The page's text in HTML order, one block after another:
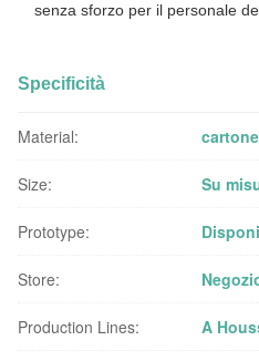
senza sforzo per il personale
Specificità
Material:
Size: Su
Prototype:
Store:
Production Lines: A